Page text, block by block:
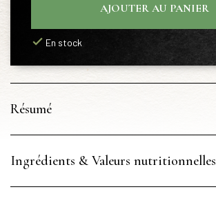
AJOUTER AU PANIER
En stock
Résumé
Ingrédients & Valeurs nutritionnelles